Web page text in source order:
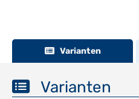
Varianten
Varianten